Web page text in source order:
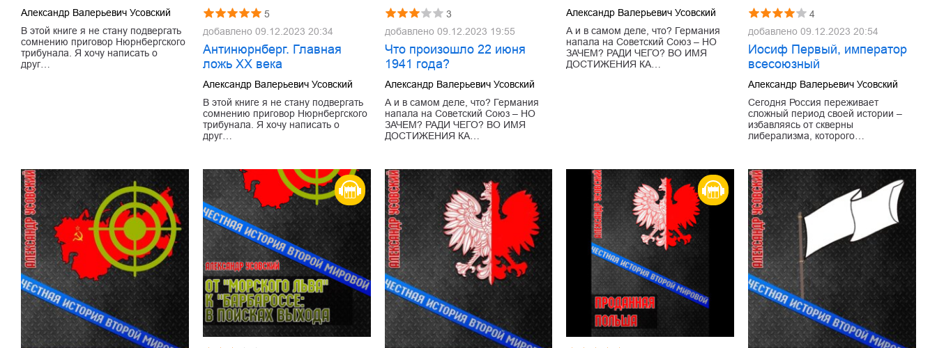
Александр Валерьевич Усовский
В этой книге я не стану подвергать
сомнению приговор Нюрнбергского
трибунала. Я хочу написать о
друг…
5
добавлено 09.12.2023 20:34
Антинюрнберг. Главная
ложь ХХ века
Александр Валерьевич Усовский
В этой книге я не стану подвергать
сомнению приговор Нюрнбергского
трибунала. Я хочу написать о
друг…
3
добавлено 09.12.2023 19:55
Что произошло 22 июня
1941 года?
Александр Валерьевич Усовский
А и в самом деле, что? Германия
напала на Советский Союз – НО
ЗАЧЕМ? РАДИ ЧЕГО? ВО ИМЯ
ДОСТИЖЕНИЯ КА…
Александр Валерьевич Усовский
А и в самом деле, что? Германия
напала на Советский Союз – НО
ЗАЧЕМ? РАДИ ЧЕГО? ВО ИМЯ
ДОСТИЖЕНИЯ КА…
4
добавлено09.12.2023 20:54
Иосиф Первый, император
всесоюзный
Александр Валерьевич Усовский
Сегодня Россия переживает
сложный период своей истории –
избавляясь от скверны
либерализма, которого…